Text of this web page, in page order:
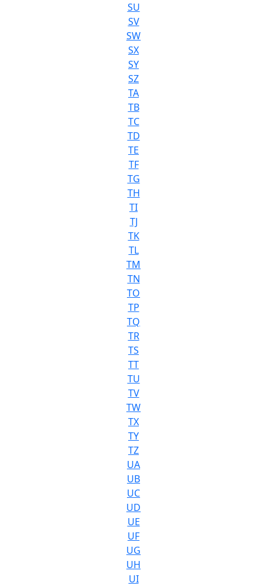
SU
SV
SW
SX
SY
SZ
TA
TB
TC
TD
TE
TF
TG
TH
TI
TJ
TK
TL
TM
TN
TO
TP
TQ
TR
TS
TT
TU
TV
TW
TX
TY
TZ
UA
UB
UC
UD
UE
UF
UG
UH
UI